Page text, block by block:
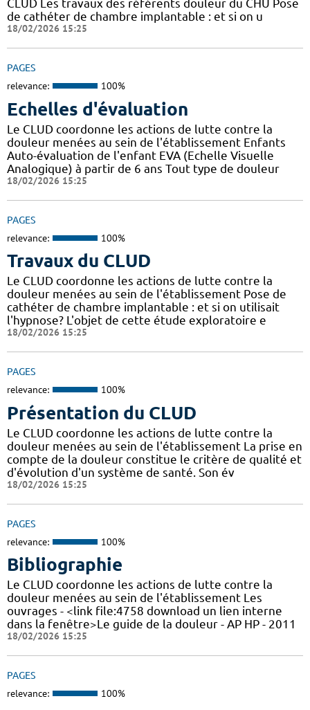
CLUD Les travaux des référents douleur du CHU Pose
de cathéter de chambre implantable : et si on u
18/02/2026 15:25
PAGES
relevance: 100%
Echelles d'évaluation
Le CLUD coordonne les actions de lutte contre la
douleur menées au sein de l'établissement Enfants
Auto-évaluation de l'enfant EVA (Echelle Visuelle
Analogique) à partir de 6 ans Tout type de douleur
18/02/2026 15:25
PAGES
relevance: 100%
Travaux du CLUD
Le CLUD coordonne les actions de lutte contre la
douleur menées au sein de l'établissement Pose de
cathéter de chambre implantable : et si on utilisait
l'hypnose? L'objet de cette étude exploratoire e
18/02/2026 15:25
PAGES
relevance: 100%
Présentation du CLUD
Le CLUD coordonne les actions de lutte contre la
douleur menées au sein de l'établissement La prise en
compte de la douleur constitue le critère de qualité et
d'évolution d'un système de santé. Son év
18/02/2026 15:25
PAGES
relevance: 100%
Bibliographie
Le CLUD coordonne les actions de lutte contre la
douleur menées au sein de l'établissement Les
ouvrages - <link file:4758 download un lien interne
dans la fenêtre>Le guide de la douleur - AP HP - 2011
18/02/2026 15:25
PAGES
relevance: 100%